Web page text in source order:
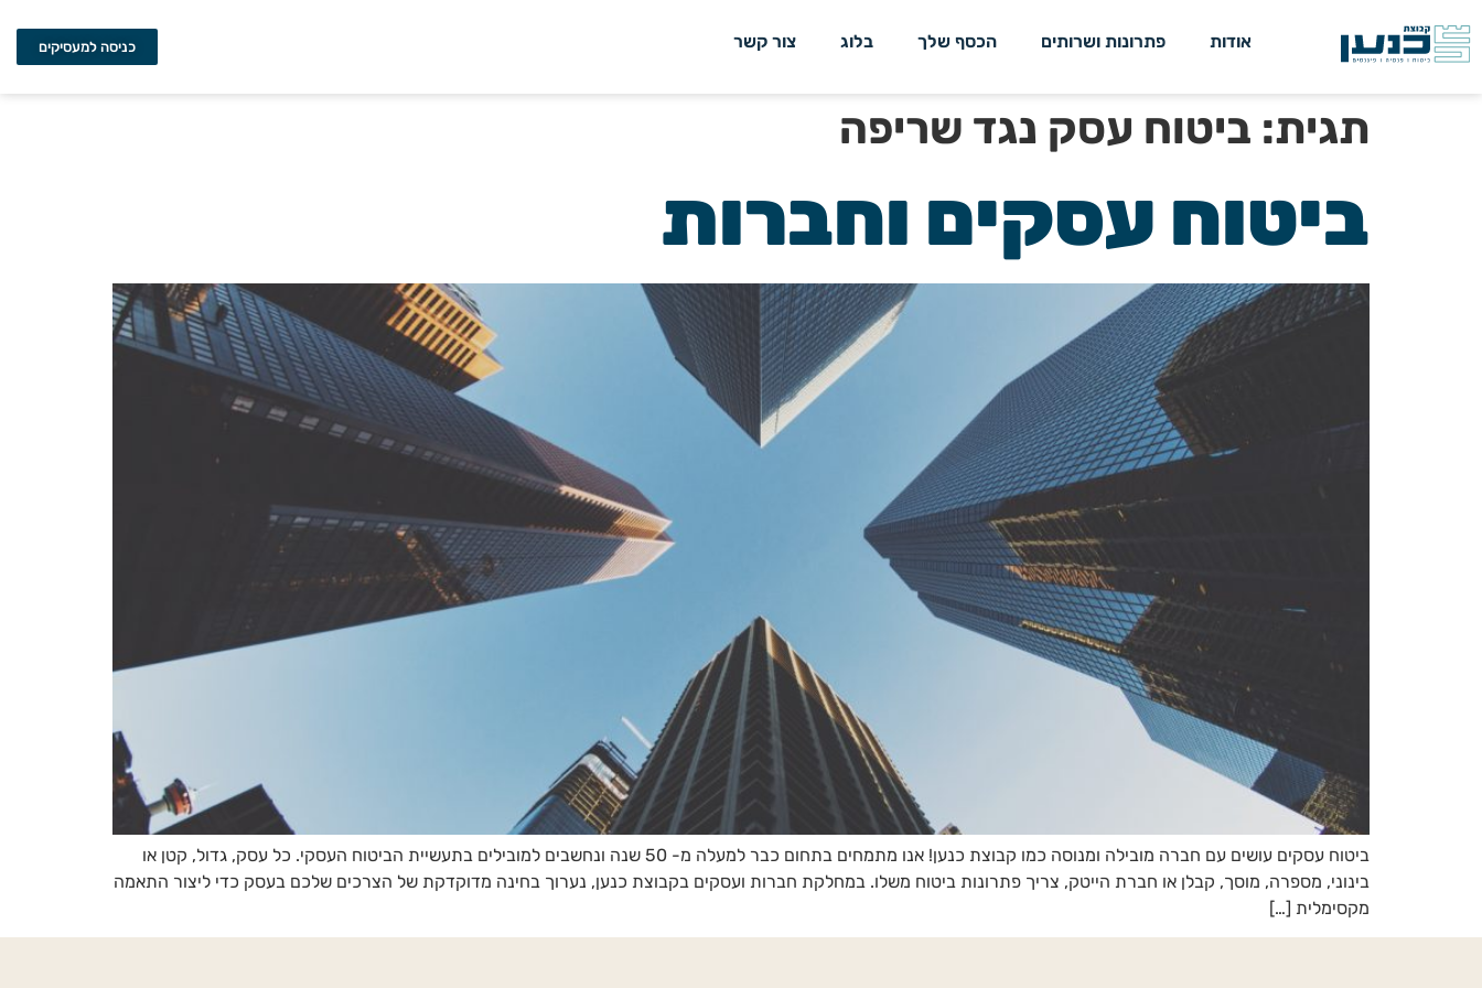
אודות פתרונות ושרותים הכסף שלך בלוג צור קשר כניסה למעסיקים
תגית: ביטוח עסק נגד שריפה
ביטוח עסקים וחברות
ביטוח עסקים עושים עם חברה מובילה ומנוסה כמו קבוצת כנען! אנו מתמחים בתחום כבר למעלה מ- 50 שנה ונחשבים למובילים בתעשיית הביטוח העסקי. כל עסק, גדול, קטן או
בינוני, מספרה, מוסך, קבלן או חברת הייטק, צריך פתרונות ביטוח משלו. במחלקת חברות ועסקים בקבוצת כנען, נערוך בחינה מדוקדקת של הצרכים שלכם בעסק כדי ליצור התאמה
מקסימלית […]